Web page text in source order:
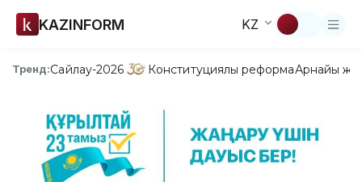
KAZINFORM KZ
Тренд:Сайлау-2026 Конституциялық реформаАрнайы